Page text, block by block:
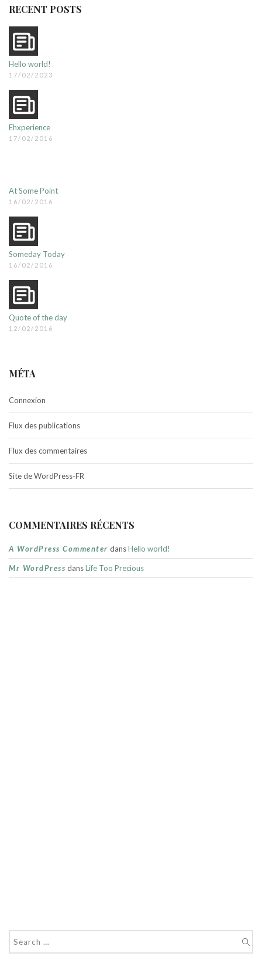
RECENT POSTS
Hello world!
17/02/2023
Ehxperience
17/02/2016
At Some Point
16/02/2016
Someday Today
16/02/2016
Quote of the day
12/02/2016
MÉTA
Connexion
Flux des publications
Flux des commentaires
Site de WordPress-FR
COMMENTAIRES RÉCENTS
A WordPress Commenter dansHello world!
Mr WordPress dansLife Too Precious